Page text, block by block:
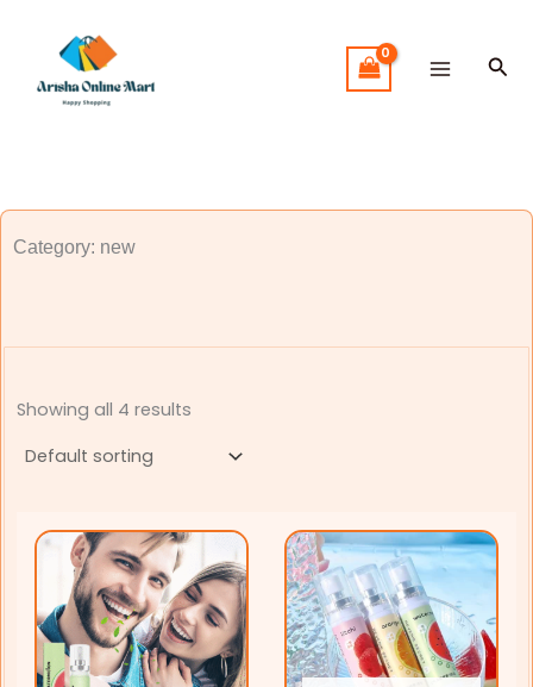
content
Category: new
Showing all 4 results